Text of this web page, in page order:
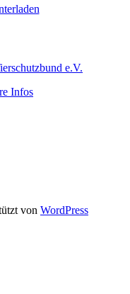
Infos
von WordPress